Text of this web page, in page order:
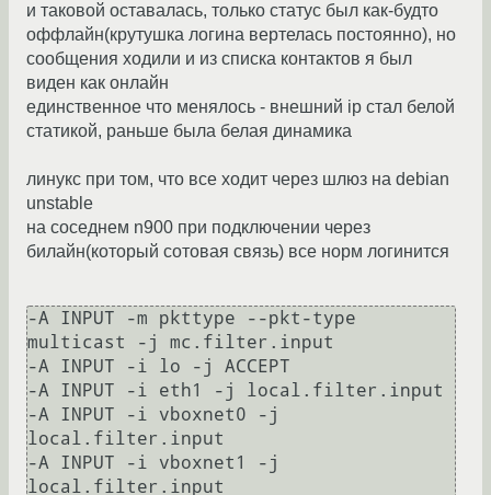
и таковой оставалась, только статус был как-будто
оффлайн(крутушка логина вертелась постоянно), но
сообщения ходили и из списка контактов я был
виден как онлайн
единственное что менялось - внешний ip стал белой
статикой, раньше была белая динамика
линукс при том, что все ходит через шлюз на debian
unstable
на соседнем n900 при подключении через
билайн(который сотовая связь) все норм логинится
-A INPUT -m pkttype --pkt-type
multicast -j mc.filter.input
-A INPUT -i lo -j ACCEPT
-A INPUT -i eth1 -j local.filter.input
-A INPUT -i vboxnet0 -j
local.filter.input
-A INPUT -i vboxnet1 -j
local.filter.input